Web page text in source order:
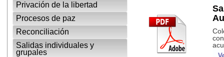
Privación de la libertad
Procesos de paz
Reconciliación
Salidas individuales y
grupales